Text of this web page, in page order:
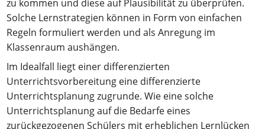
zu kommen und diese auf Plausibilität zu überprüfen.
Solche Lernstrategien können in Form von einfachen
Regeln formuliert werden und als Anregung im
Klassenraum aushängen.
Im Idealfall liegt einer differenzierten
Unterrichtsvorbereitung eine differenzierte
Unterrichtsplanung zugrunde. Wie eine solche
Unterrichtsplanung auf die Bedarfe eines
zurückgezogenen Schülers mit erheblichen Lernlücken